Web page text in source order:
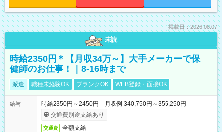
掲載日：2026.08.07
未読
時給2350円＊【月収34万～】大手メーカーで保
健師のお仕事！｜8-16時まで
派遣 職種未経験OK ブランクOK WEB登録・面接OK
給与
時給2350円～2450円 月収例 340,750円～355,250円
交通費別途支給あり
交通費 全額支給